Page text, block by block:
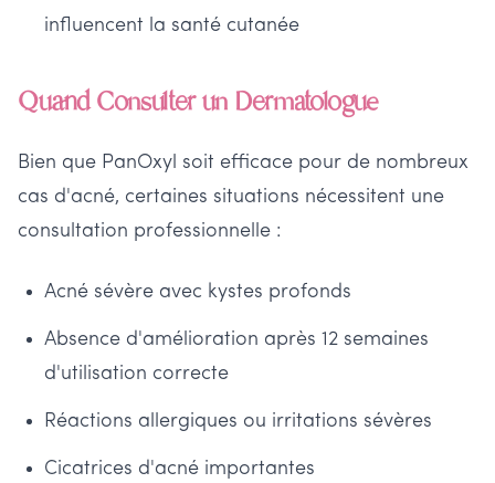
influencent la santé cutanée
Quand Consulter un Dermatologue
Bien que PanOxyl soit efficace pour de nombreux
cas d'acné, certaines situations nécessitent une
consultation professionnelle :
Acné sévère avec kystes profonds
Absence d'amélioration après 12 semaines
d'utilisation correcte
Réactions allergiques ou irritations sévères
Cicatrices d'acné importantes